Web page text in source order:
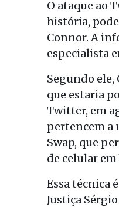
O ataque ao
história,
Connor. A
especialista
Segundo
que estaria
Twitter, em
pertencem a
Swap, que
de celular
Essa técnica
Justiça